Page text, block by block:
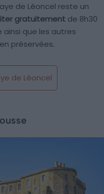
de Léoncel reste un
gratuitement de 8h30
ainsi que les autres
préservées.
de Léoncel